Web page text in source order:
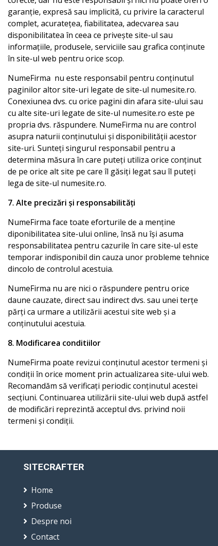
garanție, expresă sau implicită, cu privire la caracterul
complet, acuratețea, fiabilitatea, adecvarea sau
disponibilitatea în ceea ce privește site-ul sau
informațiile, produsele, serviciile sau grafica conținute
în site-ul web pentru orice scop.
NumeFirma nu este responsabil pentru conținutul
paginilor altor site-uri legate de site-ul numesite.ro.
Conexiunea dvs. cu orice pagini din afara site-ului sau
cu alte site-uri legate de site-ul numesite.ro este pe
propria dvs. răspundere. NumeFirma nu are control
asupra naturii conținutului și disponibilității acestor
site-uri. Sunteți singurul responsabil pentru a
determina măsura în care puteți utiliza orice conținut
de pe orice alt site pe care îl găsiți legat sau îl puteți
lega de site-ul numesite.ro.
7. Alte precizări și responsabilități
NumeFirma face toate eforturile de a menține
diponibilitatea site-ului online, însă nu își asuma
responsabilitatea pentru cazurile în care site-ul este
temporar indisponibil din cauza unor probleme tehnice
dincolo de controlul acestuia.
NumeFirma nu are nici o răspundere pentru orice
daune cauzate, direct sau indirect dvs. sau unei terțe
părți ca urmare a utilizării acestui site web și a
conținutului acestuia.
8. Modificarea conditiilor
NumeFirma poate revizui conținutul acestor termeni și
condiții în orice moment prin actualizarea site-ului web.
Recomandăm să verificați periodic conținutul acestei
secțiuni. Continuarea utilizării site-ului web după astfel
de modificări reprezintă acceptul dvs. privind noii
termeni și condiții.
SITECRAFTER
Home
Produse
Despre noi
Contact